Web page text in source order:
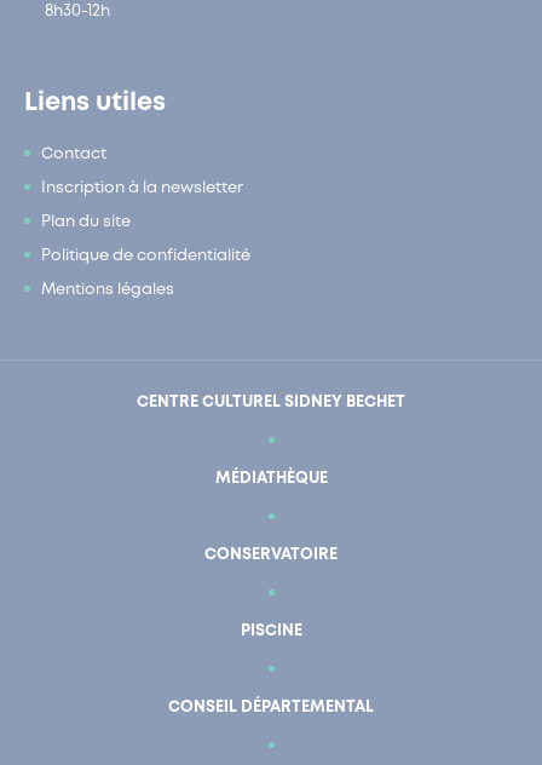
8h30-12h
Liens utiles
Contact
Inscription à la newsletter
Plan du site
Politique de confidentialité
Mentions légales
CENTRE CULTUREL SIDNEY BECHET
MÉDIATHÈQUE
CONSERVATOIRE
PISCINE
CONSEIL DÉPARTEMENTAL